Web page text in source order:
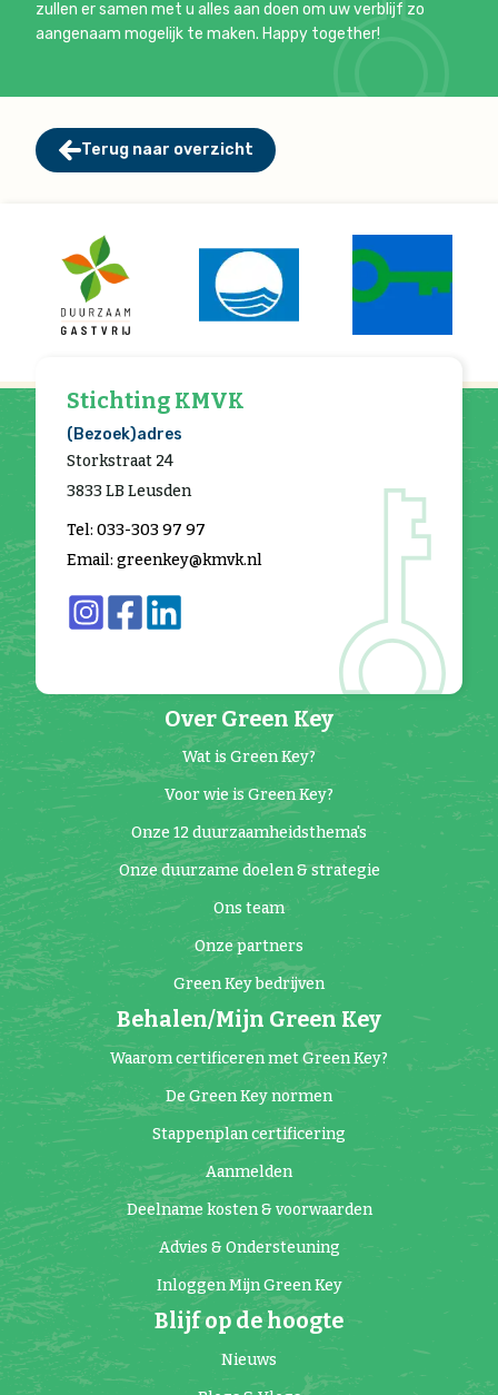
zullen er samen met u alles aan doen om uw verblijf zo
aangenaam mogelijk te maken. Happy together!
Terug naar overzicht
Over Green Key
Wat is Green Key?
Voor wie is Green Key?
Onze 12 duurzaamheidsthema's
Onze duurzame doelen & strategie
Ons team
Onze partners
Green Key bedrijven
Behalen/Mijn Green Key
Waarom certificeren met Green Key?
De Green Key normen
Stappenplan certificering
Aanmelden
Deelname kosten & voorwaarden
Advies & Ondersteuning
Inloggen Mijn Green Key
Blijf op de hoogte
Nieuws
Stichting KMVK
(Bezoek)adres
Storkstraat 24
3833 LB Leusden
Tel: 033-303 97 97
Email: greenkey@kmvk.nl